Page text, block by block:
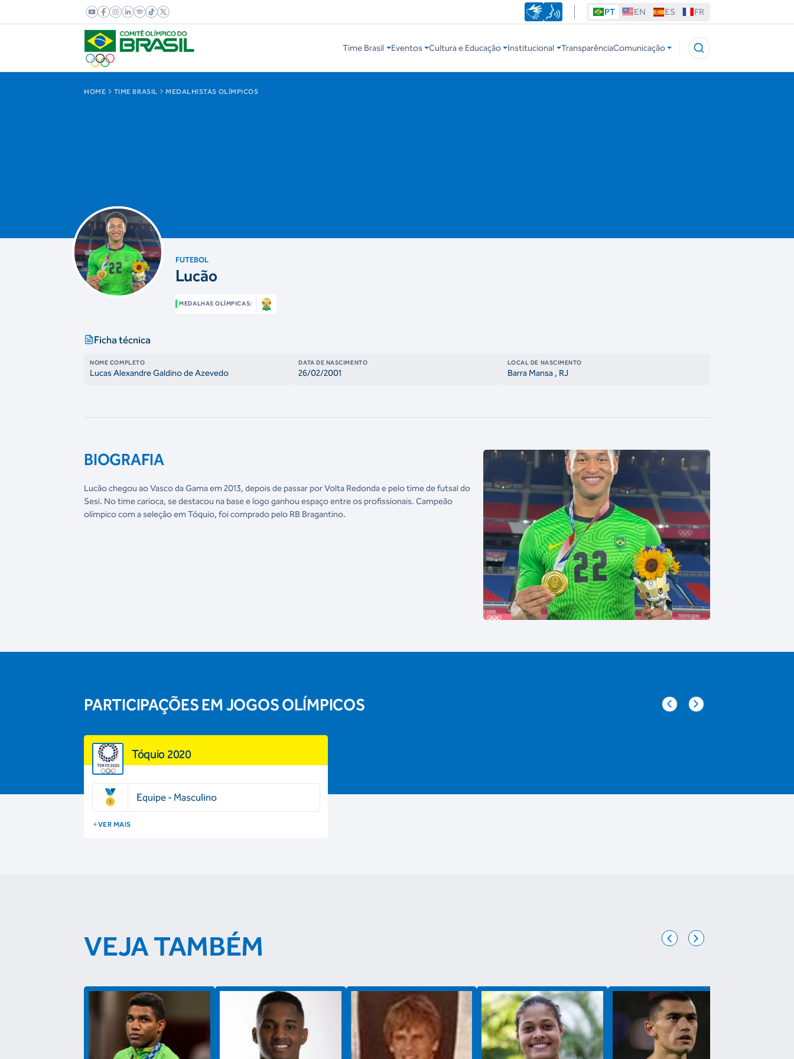
PT EN ES FR
Time Brasil Eventos Cultura e Educação Institucional TransparênciaComunicação
HOME TIME BRASIL MEDALHISTAS OLÍMPICOS
FUTEBOL
Lucão
MEDALHAS OLÍMPICAS:
Ficha técnica
NOME COMPLETO
Lucas Alexandre Galdino de Azevedo
DATA DE NASCIMENTO
26/02/2001
LOCAL DE NASCIMENTO
Barra Mansa , RJ
BIOGRAFIA
Lucão chegou ao Vasco da Gama em 2013, depois de passar por Volta Redonda e pelo time de futsal do
Sesi. No time carioca, se destacou na base e logo ganhou espaço entre os profissionais. Campeão
olímpico com a seleção em Tóquio, foi comprado pelo RB Bragantino.
PARTICIPAÇÕES EM JOGOS OLÍMPICOS
Tóquio 2020
Equipe - Masculino
VER MAIS
VEJA TAMBÉM